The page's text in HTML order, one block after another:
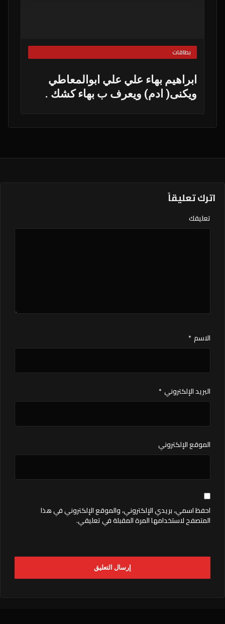
بطاقات
ابراهيم بهاء علي علي ابوالمعاطي
ويكنى( ادم) ويعرف ب بهاء كشك .
اترك تعليقاً
تعليقك
الاسم *
البريد الإلكتروني *
الموقع الإلكتروني
احفظ اسمي، بريدي الإلكتروني، والموقع الإلكتروني في هذا
المتصفح لاستخدامها المرة المقبلة في تعليقي.